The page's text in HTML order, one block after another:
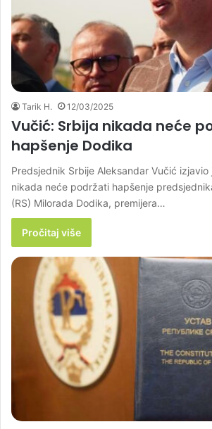
Tarik H. 12/03/2025
Vučić: Srbija nikada neće
hapšenje Dodika
Predsjednik Srbije Aleksandar Vučić izjavio
nikada neće podržati hapšenje
(RS) Milorada Dodika, premijera…
Pročitaj više